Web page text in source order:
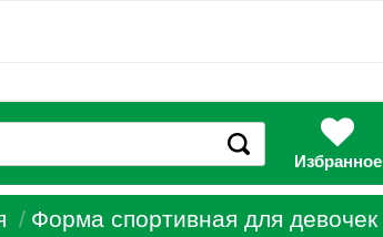
Избранное
Форма спортивная для девочек